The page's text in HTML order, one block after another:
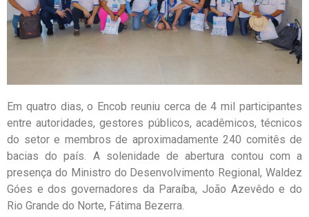
Em quatro dias, o Encob reuniu cerca de 4 mil participantes
entre autoridades, gestores públicos, acadêmicos, técnicos
do setor e membros de aproximadamente 240 comitês de
bacias do país. A solenidade de abertura contou com a
presença do Ministro do Desenvolvimento Regional, Waldez
Góes e dos governadores da Paraíba, João Azevêdo e do
Rio Grande do Norte, Fátima Bezerra.